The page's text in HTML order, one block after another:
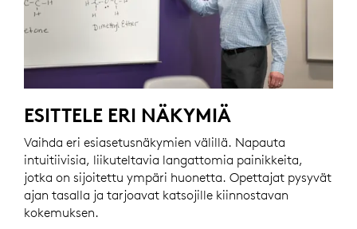
ESITTELE ERI NÄKYMIÄ
Vaihda eri esiasetusnäkymien välillä. Napauta
intuitiivisia, liikuteltavia langattomia painikkeita,
jotka on sijoitettu ympäri huonetta. Opettajat pysyvät
ajan tasalla ja tarjoavat katsojille kiinnostavan
kokemuksen.